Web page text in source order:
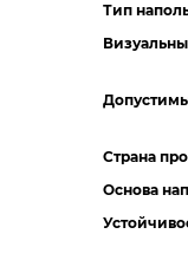
Тип
Страна
Основа